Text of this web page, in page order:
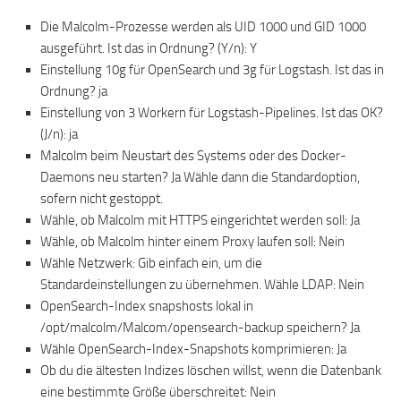
Die Malcolm-Prozesse werden als UID 1000 und GID 1000
ausgeführt. Ist das in Ordnung? (Y/n): Y
Einstellung 10g für OpenSearch und 3g für Logstash. Ist das in
Ordnung? ja
Einstellung von 3 Workern für Logstash-Pipelines. Ist das OK?
(J/n): ja
Malcolm beim Neustart des Systems oder des Docker-
Daemons neu starten? Ja Wähle dann die Standardoption,
sofern nicht gestoppt.
Wähle, ob Malcolm mit HTTPS eingerichtet werden soll: Ja
Wähle, ob Malcolm hinter einem Proxy laufen soll: Nein
Wähle Netzwerk: Gib einfach ein, um die
Standardeinstellungen zu übernehmen. Wähle LDAP: Nein
OpenSearch-Index snapshosts lokal in
/opt/malcolm/Malcom/opensearch-backup speichern? Ja
Wähle OpenSearch-Index-Snapshots komprimieren: Ja
Ob du die ältesten Indizes löschen willst, wenn die Datenbank
eine bestimmte Größe überschreitet: Nein